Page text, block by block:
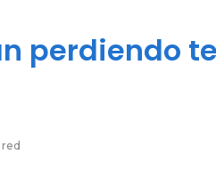
perdiendo